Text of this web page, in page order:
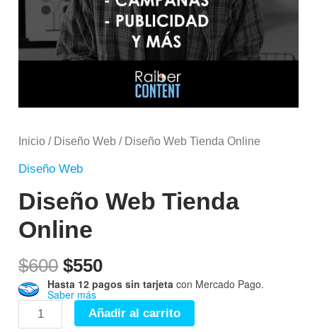
Inicio / Diseño Web / Diseño Web Tienda Online
Diseño Web
Diseño Web Tienda
Online
$600 $550
Hasta 12 pagos sin tarjeta con Mercado Pago.
Saber más
Añadir al carrito